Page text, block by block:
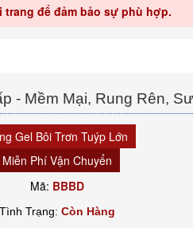
để đảm bảo sự phù hợp.
- Mềm Mại, Rung Rên,
Gel Bôi Trơn Tuýp Lớn
Miễn Phí Vận Chuyển
Mã: BBBD
Tình Trạng: Còn Hàng